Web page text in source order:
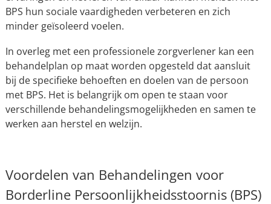
BPS hun sociale vaardigheden verbeteren en zich
minder geïsoleerd voelen.
In overleg met een professionele zorgverlener kan een
behandelplan op maat worden opgesteld dat aansluit
bij de specifieke behoeften en doelen van de persoon
met BPS. Het is belangrijk om open te staan voor
verschillende behandelingsmogelijkheden en samen te
werken aan herstel en welzijn.
Voordelen van Behandelingen voor
Borderline Persoonlijkheidsstoornis (BPS)